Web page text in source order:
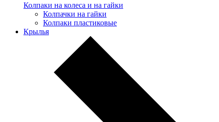
Колпаки на колеса и на гайки
Колпачки на гайки
Колпаки пластиковые
Крылья